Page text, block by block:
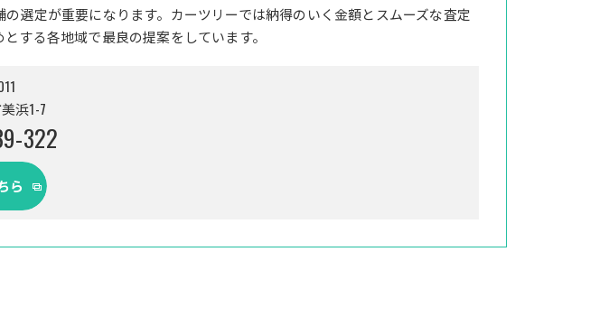
選定が重要になります。カーツリーでは納得のいく金額とスムーズな査定
する各地域で最良の提案をしています。
浜1-7
322
ら